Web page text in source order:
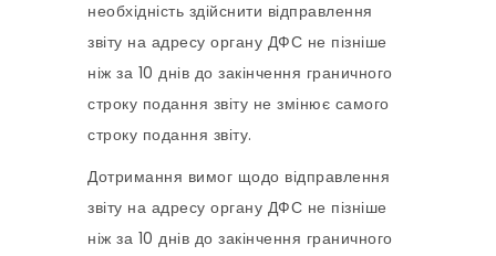
необхідність здійснити відправлення
звіту на адресу органу ДФС не пізніше
ніж за 10 днів до закінчення граничного
строку подання звіту не змінює самого
строку подання звіту.
Дотримання вимог щодо відправлення
звіту на адресу органу ДФС не пізніше
ніж за 10 днів до закінчення граничного